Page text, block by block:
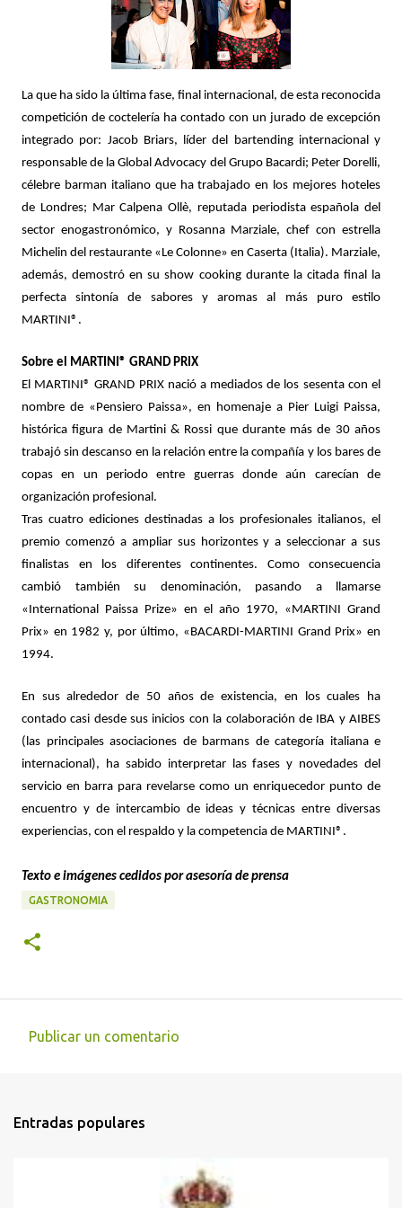
La que ha sido la última fase, final internacional, de esta reconocida
competición de coctelería ha contado con un jurado de excepción
integrado por: Jacob Briars, líder del bartending internacional y
responsable de la Global Advocacy del Grupo Bacardi; Peter Dorelli,
célebre barman italiano que ha trabajado en los mejores hoteles
de Londres; Mar Calpena Ollè, reputada periodista española del
sector enogastronómico, y Rosanna Marziale, chef con estrella
Michelin del restaurante «Le Colonne» en Caserta (Italia). Marziale,
además, demostró en su show cooking durante la citada final la
perfecta sintonía de sabores y aromas al más puro estilo
MARTINI®.
Sobre el MARTINI® GRAND PRIX
El MARTINI® GRAND PRIX nació a mediados de los sesenta con el
nombre de «Pensiero Paissa», en homenaje a Pier Luigi Paissa,
histórica figura de Martini & Rossi que durante más de 30 años
trabajó sin descanso en la relación entre la compañía y los bares de
copas en un periodo entre guerras donde aún carecían de
organización profesional.
Tras cuatro ediciones destinadas a los profesionales italianos, el
premio comenzó a ampliar sus horizontes y a seleccionar a sus
finalistas en los diferentes continentes. Como consecuencia
cambió también su denominación, pasando a llamarse
«International Paissa Prize» en el año 1970, «MARTINI Grand
Prix» en 1982 y, por último, «BACARDI-MARTINI Grand Prix» en
1994.
En sus alrededor de 50 años de existencia, en los cuales ha
contado casi desde sus inicios con la colaboración de IBA y AIBES
(las principales asociaciones de barmans de categoría italiana e
internacional), ha sabido interpretar las fases y novedades del
servicio en barra para revelarse como un enriquecedor punto de
encuentro y de intercambio de ideas y técnicas entre diversas
experiencias, con el respaldo y la competencia de MARTINI®.
Texto e imágenes cedidos por asesoría de prensa
GASTRONOMIA
e
Publicar un comentario
Entradas populares